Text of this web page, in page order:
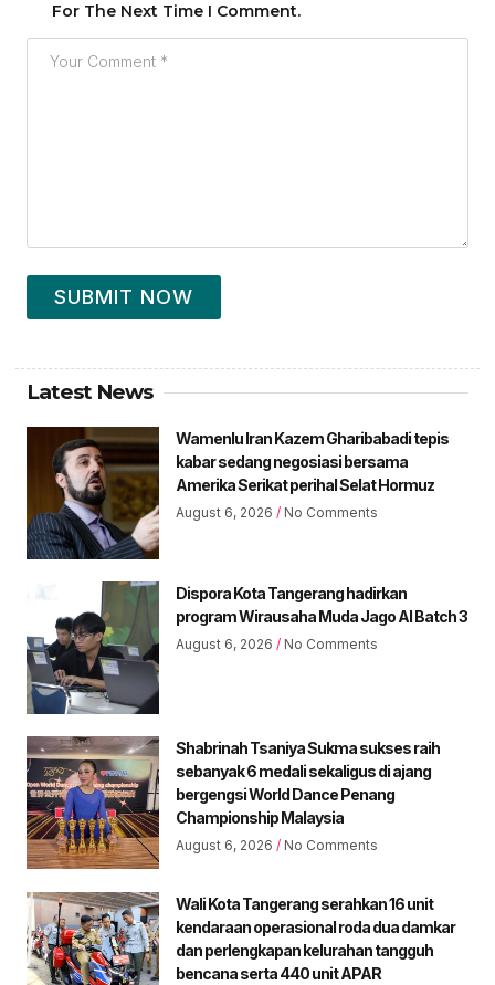
For The Next Time I Comment.
SUBMIT NOW
Latest News
Wamenlu Iran Kazem Gharibabadi tepis
kabar sedang negosiasi bersama
Amerika Serikat perihal Selat Hormuz
August 6, 2026 No Comments
Dispora Kota Tangerang hadirkan
program Wirausaha Muda Jago AI Batch 3
August 6, 2026 No Comments
Shabrinah Tsaniya Sukma sukses raih
sebanyak 6 medali sekaligus di ajang
bergengsi World Dance Penang
Championship Malaysia
August 6, 2026 No Comments
Wali Kota Tangerang serahkan 16 unit
kendaraan operasional roda dua damkar
dan perlengkapan kelurahan tangguh
bencana serta 440 unit APAR